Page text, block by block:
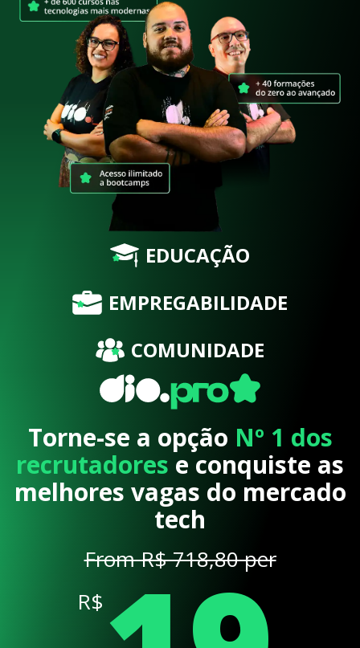
EDUCAÇÃO
EMPREGABILIDADE
COMUNIDADE
Torne-se a opção Nº 1 dos
recrutadores e conquiste as
melhores vagas do mercado
tech
From R$ 718,80 per
R$